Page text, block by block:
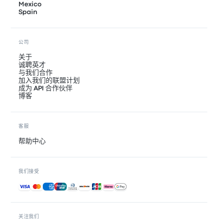
关注我们
Mexico
Spain
公司
关于
诚聘英才
与我们合作
加入我们的联盟计划
成为 API 合作伙伴
博客
客服
帮助中心
我们接受
接受的付款方式